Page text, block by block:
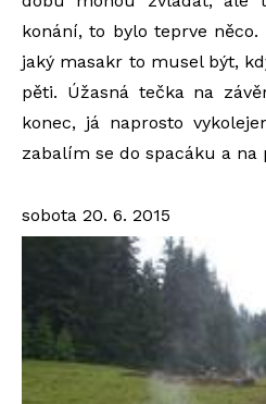
konání, to bylo teprve
jaký masakr to musel být,
pěti. Úžasná tečka na
konec, já naprosto
zabalím se do spacáku a
sobota 20. 6. 2015